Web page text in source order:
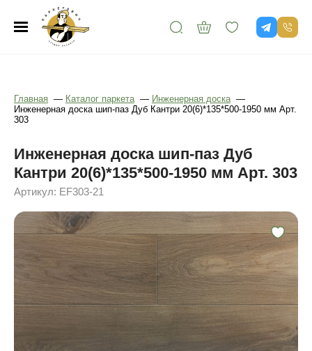
Главная — Каталог паркета — Инженерная доска —
Инженерная доска шип-паз Дуб Кантри 20(6)*135*500-1950 мм Арт.
303
Инженерная доска шип-паз Дуб
Кантри 20(6)*135*500-1950 мм Арт. 303
Артикул: EF303-21